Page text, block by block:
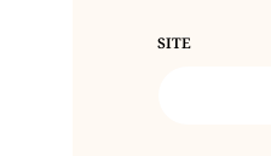
SITE